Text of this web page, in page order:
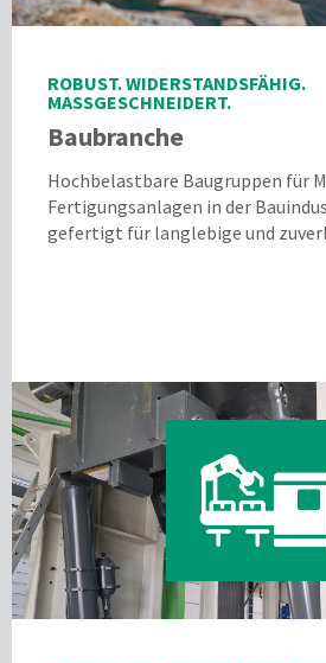
ROBUST. WIDERSTANDSFÄHIG.
MASSGESCHNEIDERT.
Baubranche
Hochbelastbare Baugruppen für
Fertigungsanlagen in der
gefertigt für langlebige und